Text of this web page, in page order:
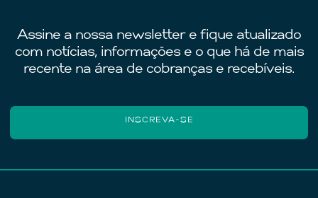
Assine a nossa newsletter e fique atualizado
com notícias, informações e o que há de mais
recente na área de cobranças e recebíveis.
INSCREVA-SE